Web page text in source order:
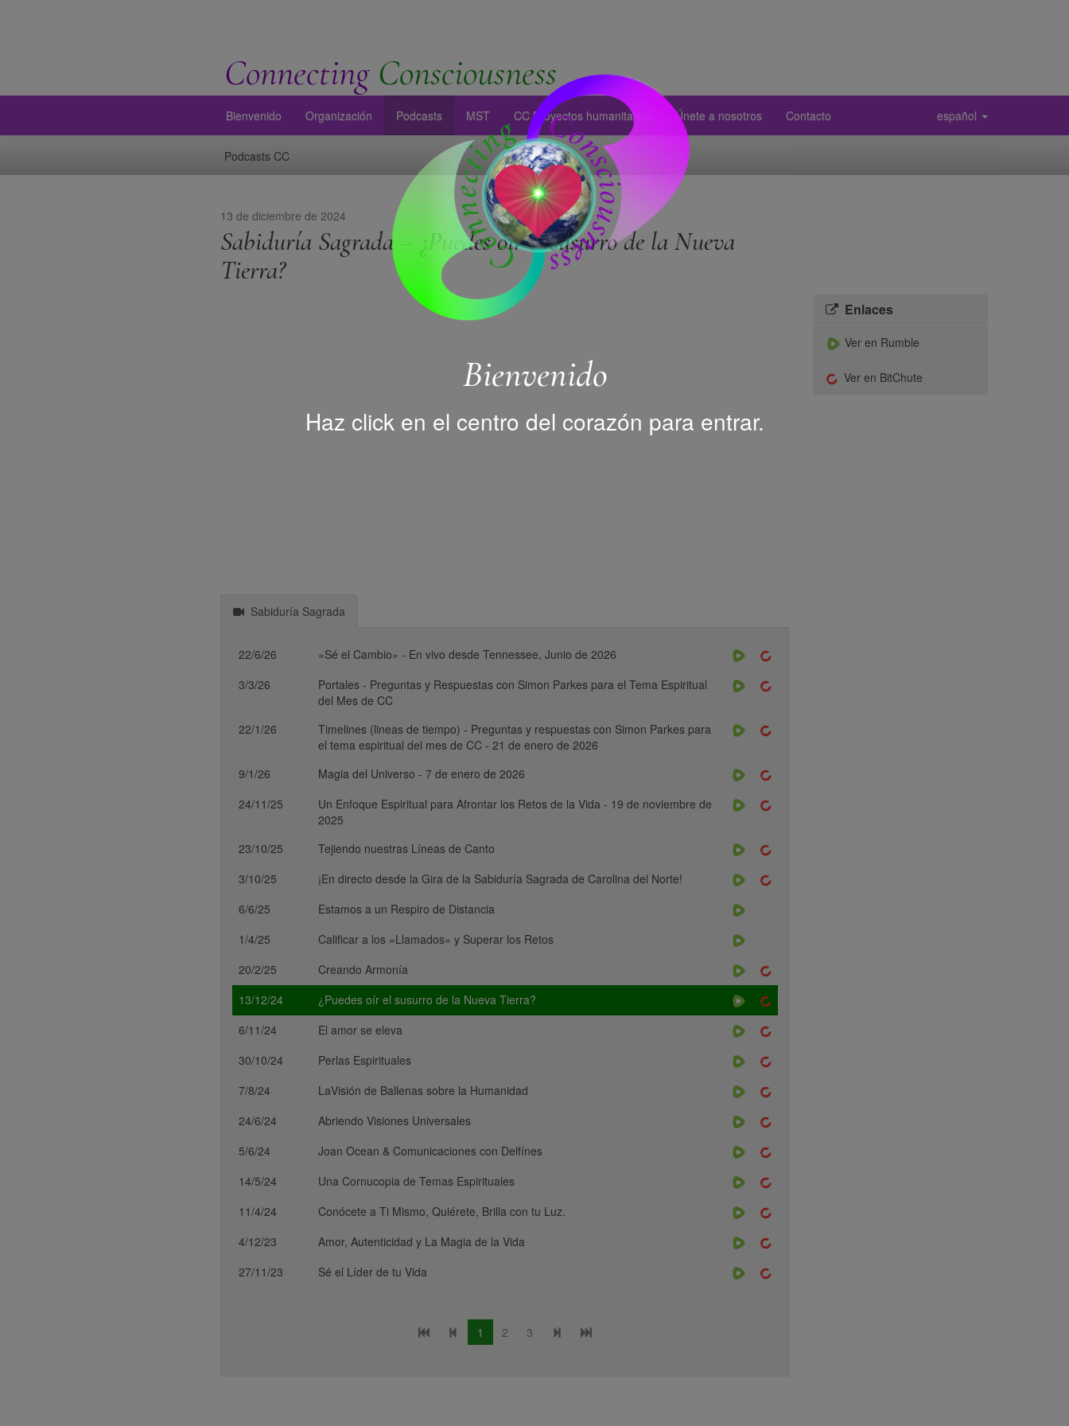
Bienvenido
Haz click en el centro del corazón para entrar.
Connecting Consciousness
Bienvenido Organización Podcasts MST CC Proyectos humanitarios Únete a nosotros Contacto español
Podcasts CC
13 de diciembre de 2024
Sabiduría Sagrada – ¿Puedes oír el susurro de la Nueva
Tierra?
Sabiduría Sagrada
22/6/26
«Sé el Cambio» - En vivo desde Tennessee, Junio de 2026
3/3/26
Portales - Preguntas y Respuestas con Simon Parkes para el Tema Espiritual
del Mes de CC
22/1/26
Timelines (lineas de tiempo) - Preguntas y respuestas con Simon Parkes para
el tema espiritual del mes de CC - 21 de enero de 2026
9/1/26
Magia del Universo - 7 de enero de 2026
24/11/25
Un Enfoque Espiritual para Afrontar los Retos de la Vida - 19 de noviembre de
2025
23/10/25
Tejiendo nuestras Líneas de Canto
3/10/25
¡En directo desde la Gira de la Sabiduría Sagrada de Carolina del Norte!
6/6/25
Estamos a un Respiro de Distancia
1/4/25
Calificar a los «Llamados» y Superar los Retos
20/2/25
Creando Armonía
13/12/24
¿Puedes oír el susurro de la Nueva Tierra?
6/11/24
El amor se eleva
30/10/24
Perlas Espirituales
7/8/24
LaVisión de Ballenas sobre la Humanidad
24/6/24
Abriendo Visiones Universales
5/6/24
Joan Ocean & Comunicaciones con Delfínes
14/5/24
Una Cornucopia de Temas Espirituales
11/4/24
Conócete a Ti Mismo, Quiérete, Brilla con tu Luz.
4/12/23
Amor, Autenticidad y La Magia de la Vida
27/11/23
Sé el Líder de tu Vida
1 2 3
Enlaces
Ver en Rumble
Ver en BitChute